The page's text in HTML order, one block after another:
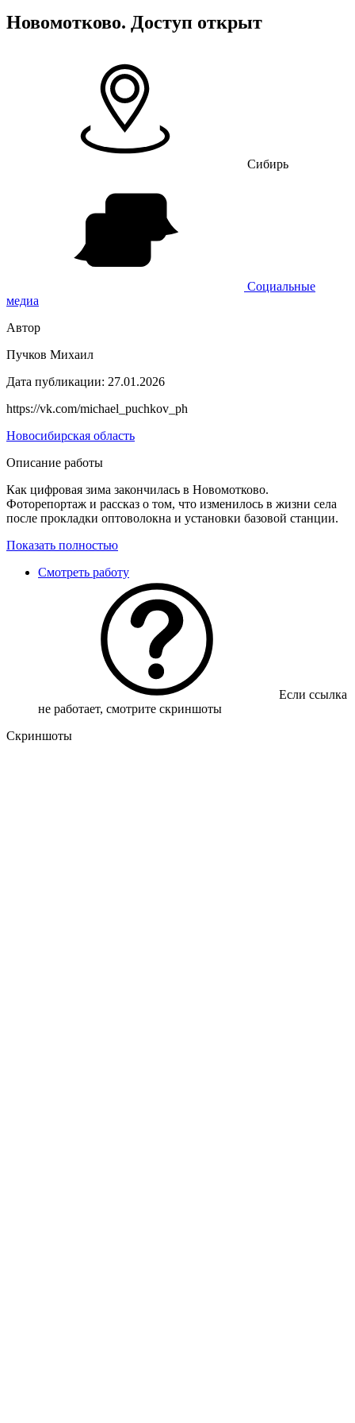
Новомотково. Доступ открыт
Сибирь
Социальные
медиа
Автор
Пучков Михаил
Дата публикации: 27.01.2026
https://vk.com/michael_puchkov_ph
Новосибирская область
Описание работы
Как цифровая зима закончилась в Новомотково.
Фоторепортаж и рассказ о том, что изменилось в жизни села
после прокладки оптоволокна и установки базовой станции.
Показать полностью
Смотреть работу
Если ссылка
не работает, смотрите скриншоты
Скриншоты